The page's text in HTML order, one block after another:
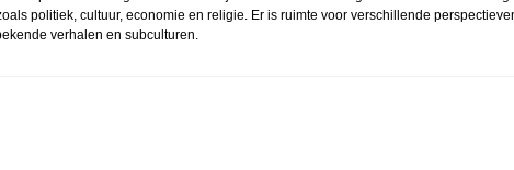
politiek, cultuur, economie en religie. Er is ruimte voor verschillende
verhalen en subculturen.